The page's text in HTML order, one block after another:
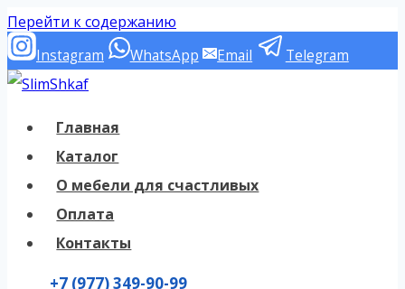
Перейти к содержанию
Instagram WhatsApp Email Telegram
Главная
Каталог
О мебели для счастливых
Оплата
Контакты
+7 (977) 349-90-99